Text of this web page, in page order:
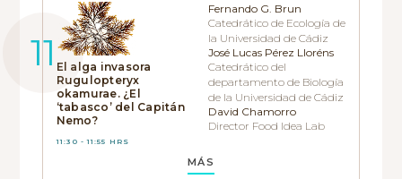
El alga invasora
Rugulopteryx
okamurae. ¿El
‘tabasco’ del Capitán
Nemo?
11:30 - 11:55 HRS
Fernando G. Brun
Catedrático de Ecología de
la Universidad de Cádiz
José Lucas Pérez Lloréns
Catedrático del
departamento de Biología
de la Universidad de Cádiz
David Chamorro
Director Food Idea Lab
MÁS